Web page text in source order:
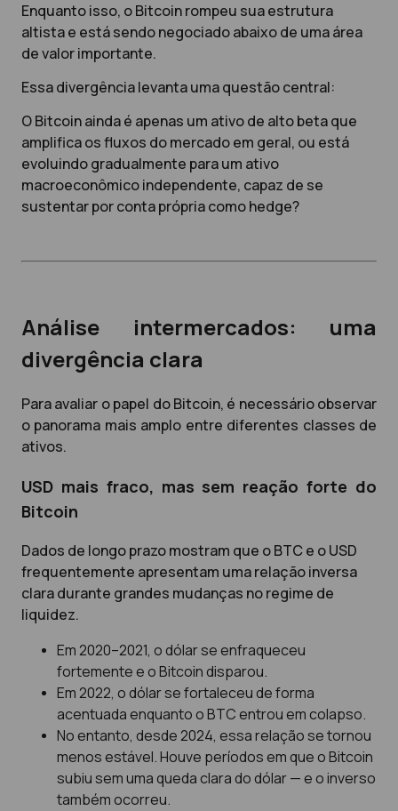
Enquanto isso, o Bitcoin rompeu sua estrutura
altista e está sendo negociado abaixo de uma área
de valor importante.
Essa divergência levanta uma questão central:
O Bitcoin ainda é apenas um ativo de alto beta que
amplifica os fluxos do mercado em geral, ou está
evoluindo gradualmente para um ativo
macroeconômico independente, capaz de se
sustentar por conta própria como hedge?
Análise intermercados: uma
divergência clara
Para avaliar o papel do Bitcoin, é necessário observar
o panorama mais amplo entre diferentes classes de
ativos.
USD mais fraco, mas sem reação forte do
Bitcoin
Dados de longo prazo mostram que o BTC e o USD
frequentemente apresentam uma relação inversa
clara durante grandes mudanças no regime de
liquidez.
Em 2020–2021, o dólar se enfraqueceu
fortemente e o Bitcoin disparou.
Em 2022, o dólar se fortaleceu de forma
acentuada enquanto o BTC entrou em colapso.
No entanto, desde 2024, essa relação se tornou
menos estável. Houve períodos em que o Bitcoin
subiu sem uma queda clara do dólar — e o inverso
também ocorreu.